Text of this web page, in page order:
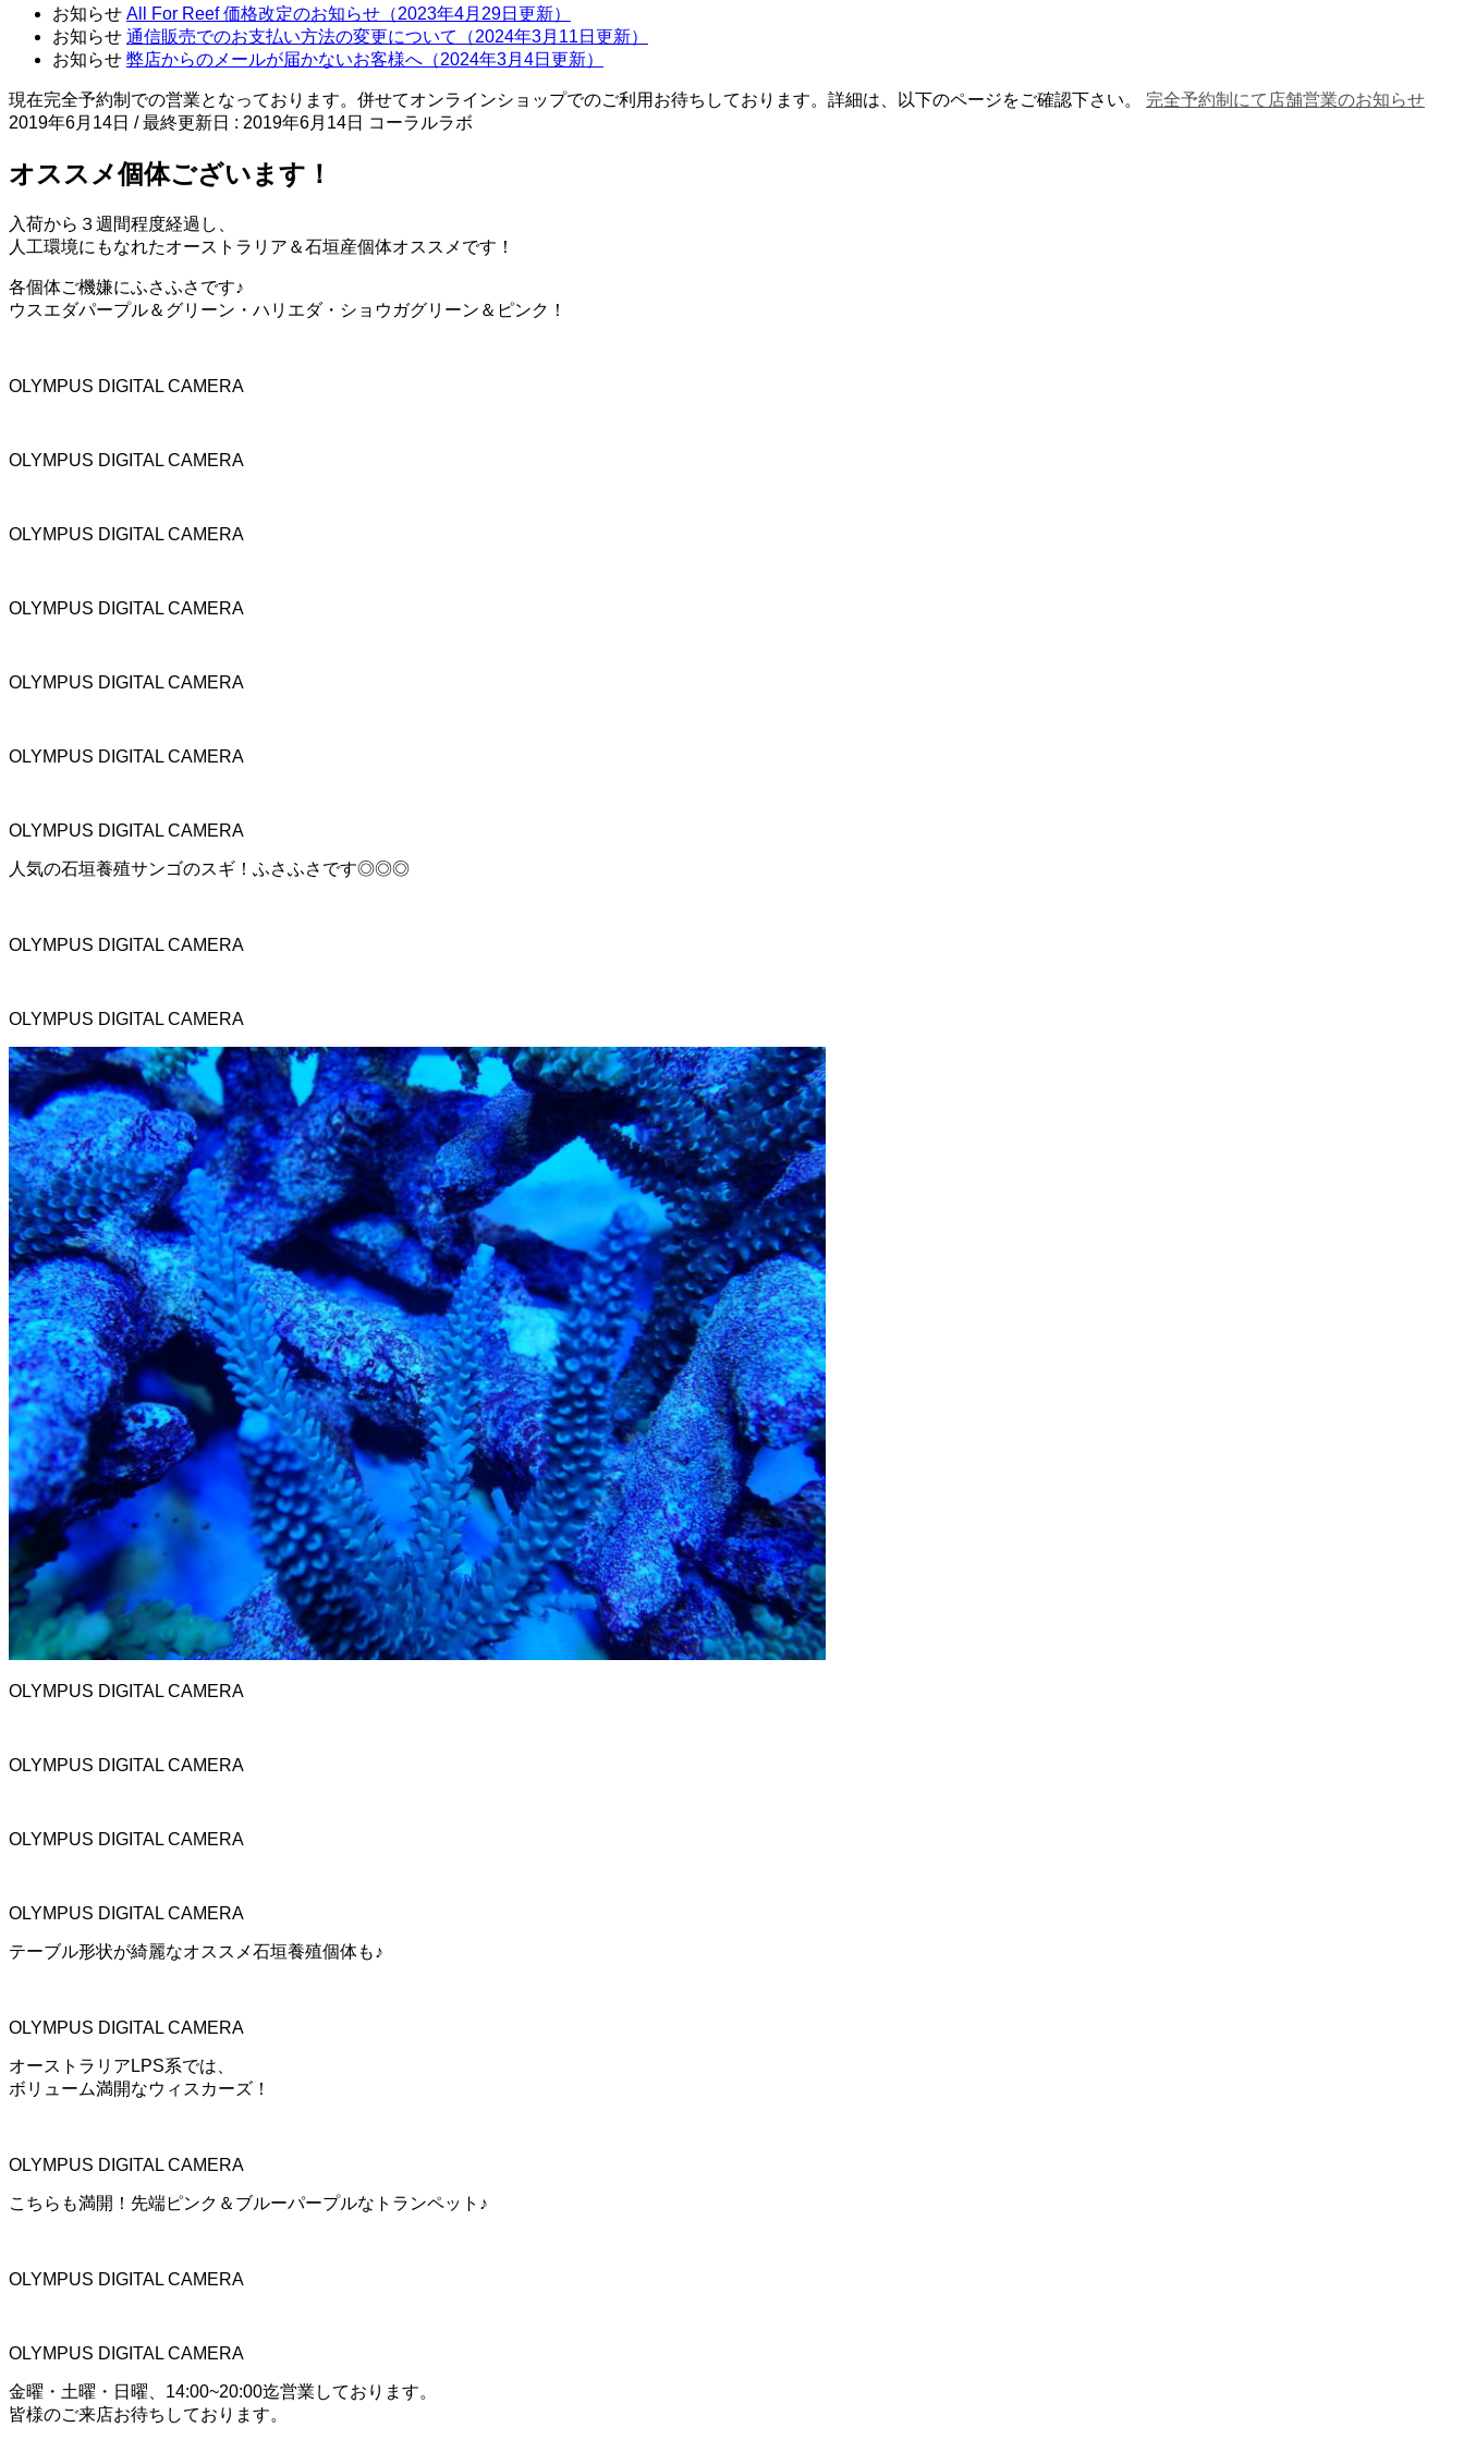
お知らせ All For Reef 価格改定のお知らせ（2023年4月29日更新）
お知らせ 通信販売でのお支払い方法の変更について（2024年3月11日更新）
お知らせ 弊店からのメールが届かないお客様へ（2024年3月4日更新）
現在完全予約制での営業となっております。併せてオンラインショップでのご利用お待ちしております。詳細は、以下のページをご確認下さい。 完全予約制にて店舗営業のお知らせ
2019年6月14日 / 最終更新日 : 2019年6月14日 コーラルラボ
オススメ個体ございます！
入荷から３週間程度経過し、
人工環境にもなれたオーストラリア＆石垣産個体オススメです！
各個体ご機嫌にふさふさです♪
ウスエダパープル＆グリーン・ハリエダ・ショウガグリーン＆ピンク！
OLYMPUS DIGITAL CAMERA
OLYMPUS DIGITAL CAMERA
OLYMPUS DIGITAL CAMERA
OLYMPUS DIGITAL CAMERA
OLYMPUS DIGITAL CAMERA
OLYMPUS DIGITAL CAMERA
OLYMPUS DIGITAL CAMERA
人気の石垣養殖サンゴのスギ！ふさふさです◎◎◎
OLYMPUS DIGITAL CAMERA
OLYMPUS DIGITAL CAMERA
OLYMPUS DIGITAL CAMERA
OLYMPUS DIGITAL CAMERA
OLYMPUS DIGITAL CAMERA
OLYMPUS DIGITAL CAMERA
テーブル形状が綺麗なオススメ石垣養殖個体も♪
OLYMPUS DIGITAL CAMERA
オーストラリアLPS系では、
ボリューム満開なウィスカーズ！
OLYMPUS DIGITAL CAMERA
こちらも満開！先端ピンク＆ブルーパープルなトランペット♪
OLYMPUS DIGITAL CAMERA
OLYMPUS DIGITAL CAMERA
金曜・土曜・日曜、14:00~20:00迄営業しております。
皆様のご来店お待ちしております。